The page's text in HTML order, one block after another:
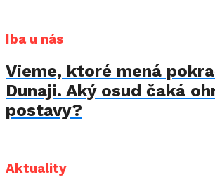
Iba u nás
Vieme, ktoré mená
Dunaji. Aký osud čaká
postavy?
Aktuality